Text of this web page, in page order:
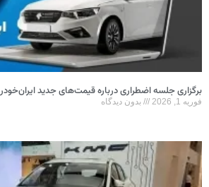
برگزاری جلسه اضطراری درباره قیمت‌های جدید ایران‌خودرو
فوریه 1, 2026 بدون دیدگاه